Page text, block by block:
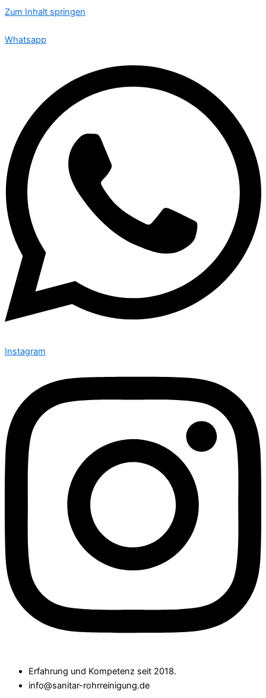
Zum Inhalt springen
Whatsapp
Instagram
Erfahrung und Kompetenz seit 2018.
info@sanitar-rohrreinigung.de